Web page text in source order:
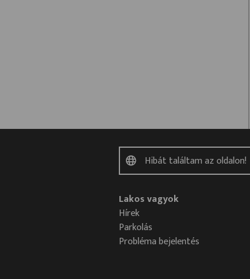
Lakos vagyok
Hírek
Parkolás
Probléma bejelentés